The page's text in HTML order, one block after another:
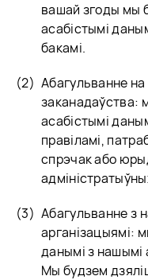
вашай згоды мы
асабістымі
бакамі.
Абагульванне
заканадаўства:
асабістымі
правіламі,
спрэчак або
Абагульванне з
арганізацыямі:
данымі з нашымі
Мы будзем